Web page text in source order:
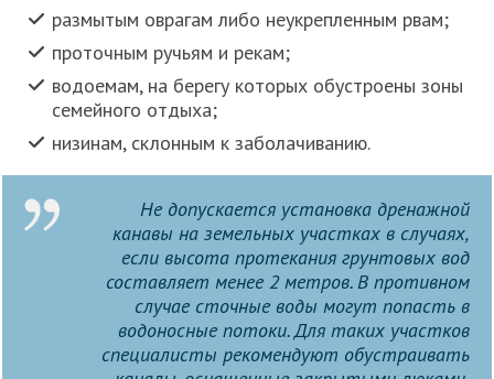
размытым оврагам либо неукрепленным рвам;
проточным ручьям и рекам;
водоемам, на берегу которых обустроены зоны
семейного отдыха;
низинам, склонным к заболачиванию.
Не допускается установка дренажной
канавы на земельных участках в случаях,
если высота протекания грунтовых вод
составляет менее 2 метров. В противном
случае сточные воды могут попасть в
водоносные потоки. Для таких участков
специалисты рекомендуют обустраивать